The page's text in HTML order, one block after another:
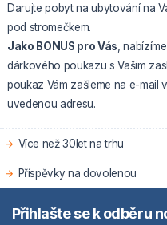
Darujte pobyt na ubytování na
pod stromečkem.
Jako BONUS pro Vás ,
dárkového poukazu s Vašim
poukaz Vám zašleme na e-mail
uvedenou adresu.
Více než 30let na trhu
Příspěvky na dovolenou
Přihlašte se k odběru